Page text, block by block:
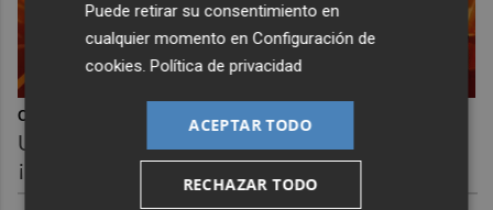
Corepunk MMORPG
Un verdadero MMORPG de la vieja escuela
¡Cómo los de antes, pero mejor!
Puede retirar su consentimiento en
cualquier momento enConfiguración de
cookies.Política de privacidad
ACEPTAR TODO
RECHAZAR TODO